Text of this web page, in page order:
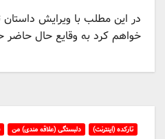
در این مطلب با ویرایش
خواهم کرد به وقایع حال حاضر
تارکده (اینترنت) دلبستگی (علاقه مندی) من